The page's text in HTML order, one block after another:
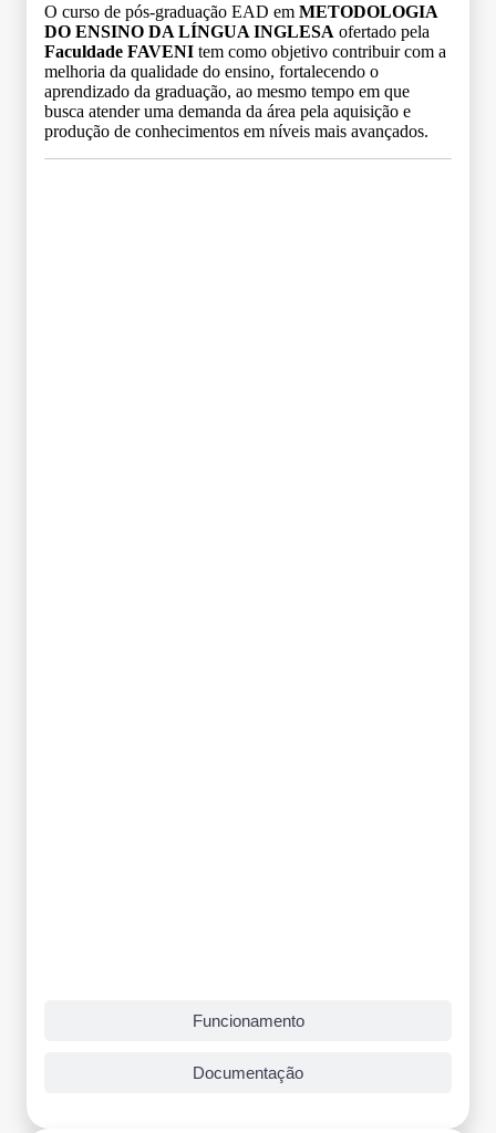
O curso de pós-graduação EAD em METODOLOGIA
DO ENSINO DA LÍNGUA INGLESA ofertado pela
Faculdade FAVENI tem como objetivo contribuir com a
melhoria da qualidade do ensino, fortalecendo o
aprendizado da graduação, ao mesmo tempo em que
busca atender uma demanda da área pela aquisição e
produção de conhecimentos em níveis mais avançados.
Funcionamento
Documentação